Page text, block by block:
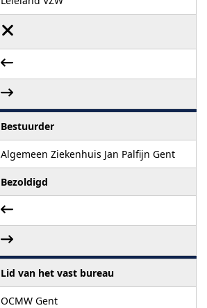
Bestuurder
Algemeen Ziekenhuis Jan Palfijn Gent
Bezoldigd
Lid van het vast bureau
OCMW Gent